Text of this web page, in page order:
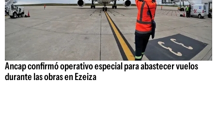
Ancap confirmó operativo especial para abastecer vuelos
durante las obras en Ezeiza